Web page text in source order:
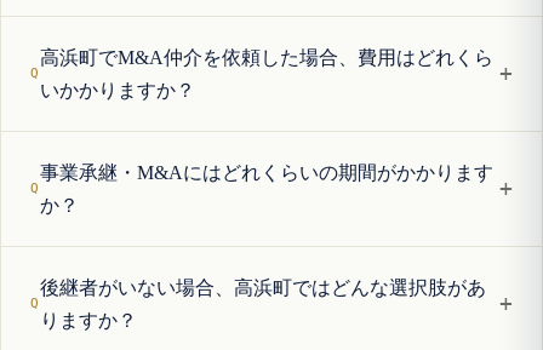
高浜町でM&A仲介を依頼した場合、費用はどれくら
いかかりますか？
+
事業承継・M&Aにはどれくらいの期間がかかります
か？
+
後継者がいない場合、高浜町ではどんな選択肢があ
りますか？
+